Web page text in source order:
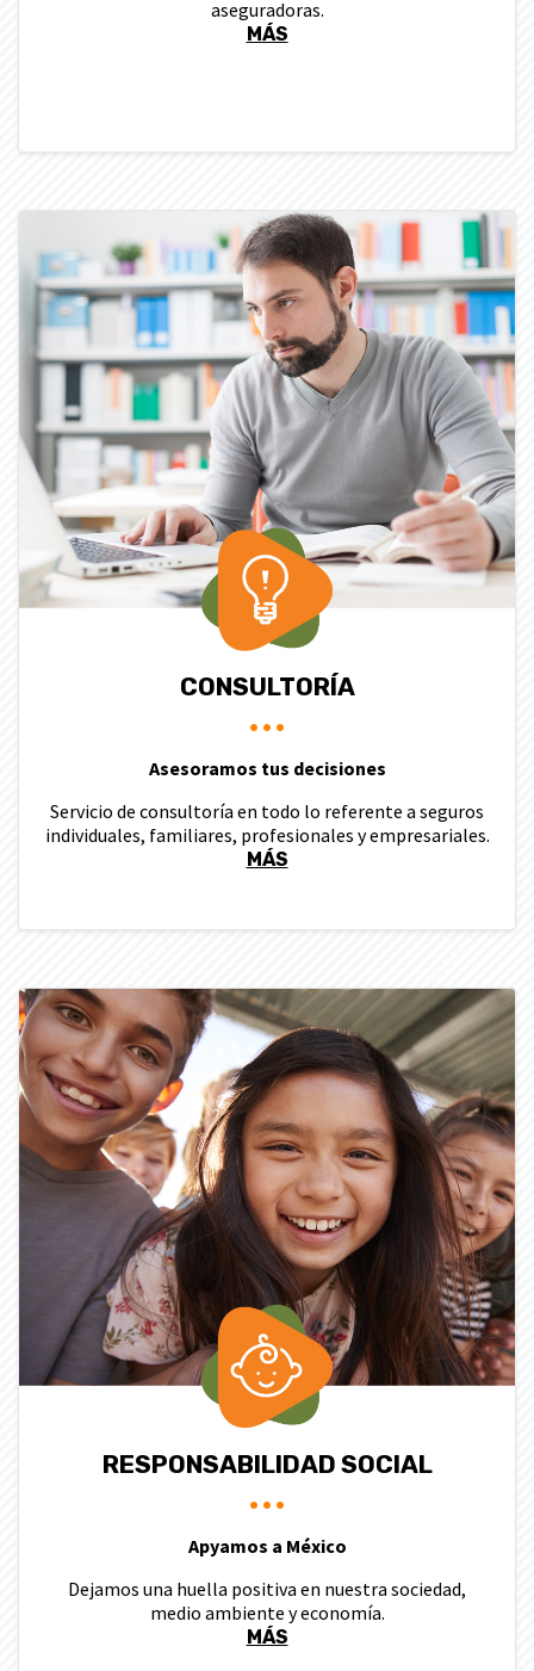
aseguradoras.
MÁS
CONSULTORÍA
Asesoramos tus decisiones
Servicio de consultoría en todo lo referente a seguros
individuales, familiares, profesionales y empresariales.
MÁS
RESPONSABILIDAD SOCIAL
Apyamos a México
Dejamos una huella positiva en nuestra sociedad,
medio ambiente y economía.
MÁS